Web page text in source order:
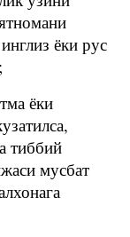
ёки рус
ёки
тиббий
мусбат